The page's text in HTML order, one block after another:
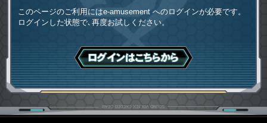
このページのご利用にはe-amusement へのログインが必要です。
ログインした状態で､再度お試しください。
ログインはこちら